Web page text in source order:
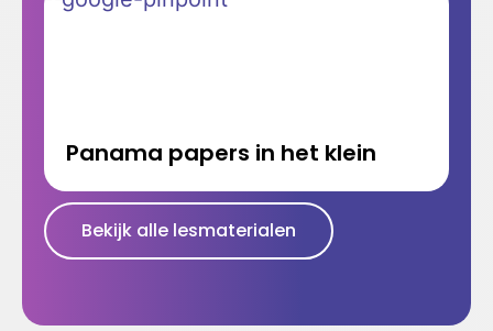
Panama papers in het klein
Bekijk alle lesmaterialen